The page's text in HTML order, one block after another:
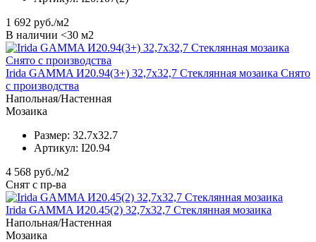
1 692 руб./м2
В наличии <30 м2
Irida GAMMA И20.94(3+) 32,7x32,7 Стеклянная мозаика Снято
с производства
Напольная/Настенная
Мозаика
Размер: 32.7x32.7
Артикул: I20.94
4 568 руб./м2
Снят с пр-ва
Irida GAMMA И20.45(2) 32,7x32,7 Стеклянная мозаика
Напольная/Настенная
Мозаика